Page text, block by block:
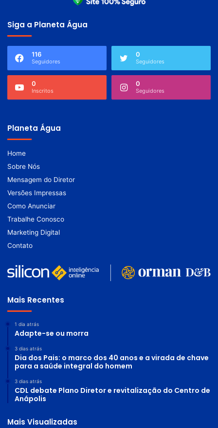
Siga a Planeta Água
116
Seguidores
0
Seguidores
0
Inscritos
0
Seguidores
Planeta Água
Home
Sobre Nós
Mensagem do Diretor
Versões Impressas
Como Anunciar
Trabalhe Conosco
Marketing Digital
Contato
Mais Recentes
1 dia atrás
Adapte-se ou morra
3 dias atrás
Dia dos Pais: o marco dos 40 anos e a virada de chave
para a saúde integral do homem
3 dias atrás
CDL debate Plano Diretor e revitalização do Centro de
Anápolis
Mais Visualizadas